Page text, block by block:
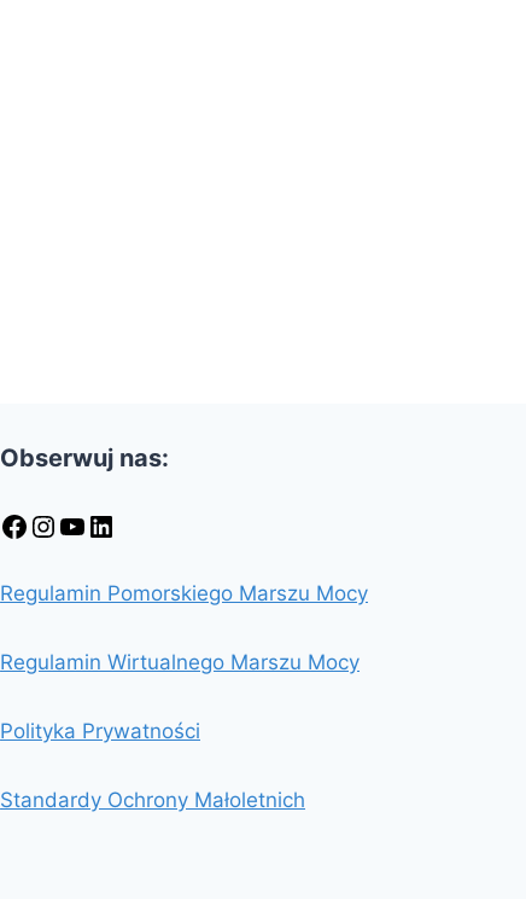
Obserwuj nas:
Facebook
Instagram
YouTube
LinkedIn
Regulamin Pomorskiego Marszu Mocy
Regulamin Wirtualnego Marszu Mocy
Polityka Prywatności
Standardy Ochrony Małoletnich